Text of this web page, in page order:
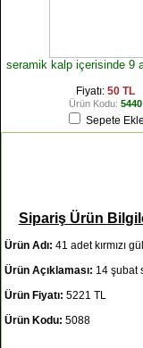
seramik kalp içerisinde 9
Fiyatı: 50 TL
Ürün Kodu: 5440
Sepete Ekle
Sipariş Ürün
Ürün Adı: 41 adet kırmızı
Ürün Açıklaması: 14 şubat
Ürün Fiyatı: 5221 TL
Ürün Kodu: 5088